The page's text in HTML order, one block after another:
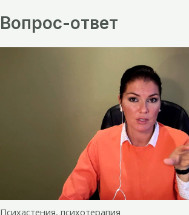
Вопрос-ответ
Психастения, психотерапия